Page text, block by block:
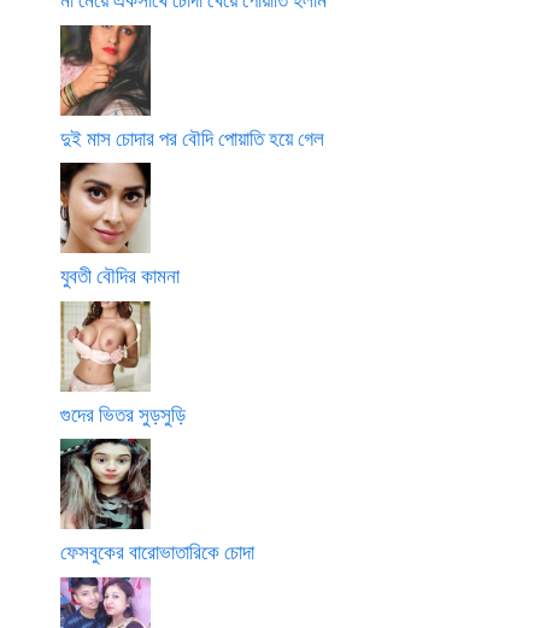
দুই মাস চোদার পর বৌদি পোয়াতি হয়ে গেল
যুবতী বৌদির কামনা
গুদের ভিতর সুড়সুড়ি
ফেসবুকের বারোভাতারিকে চোদা